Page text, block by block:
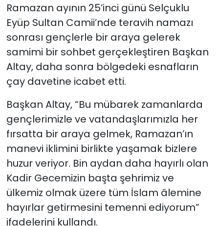
Ramazan ayının 25’inci günü Selçuklu
Eyüp Sultan Camii’nde teravih namazı
sonrası gençlerle bir araya gelerek
samimi bir sohbet gerçekleştiren Başkan
Altay, daha sonra bölgedeki esnafların
çay davetine icabet etti.
Başkan Altay, “Bu mübarek zamanlarda
gençlerimizle ve vatandaşlarımızla her
fırsatta bir araya gelmek, Ramazan’ın
manevi iklimini birlikte yaşamak bizlere
huzur veriyor. Bin aydan daha hayırlı olan
Kadir Gecemizin başta şehrimiz ve
ülkemiz olmak üzere tüm İslam âlemine
hayırlar getirmesini temenni ediyorum”
ifadelerini kullandı.